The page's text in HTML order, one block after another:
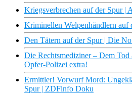
Kriegsverbrechen auf der Spur |
Kriminellen Welpenhändlern auf
Den Tätern auf der Spur | Die
Die Rechtsmediziner – Dem
Opfer-Polizei extra!
Ermittler! Vorwurf Mord:
Spur | ZDFinfo Doku